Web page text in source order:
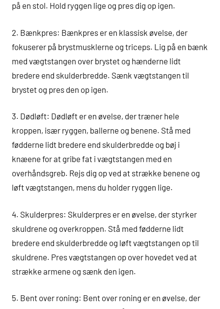
på en stol. Hold ryggen lige og pres dig op igen.
2. Bænkpres: Bænkpres er en klassisk øvelse, der
fokuserer på brystmusklerne og triceps. Lig på en bænk
med vægtstangen over brystet og hænderne lidt
bredere end skulderbredde. Sænk vægtstangen til
brystet og pres den op igen.
3. Dødløft: Dødløft er en øvelse, der træner hele
kroppen, især ryggen, ballerne og benene. Stå med
fødderne lidt bredere end skulderbredde og bøj i
knæene for at gribe fat i vægtstangen med en
overhåndsgreb. Rejs dig op ved at strække benene og
løft vægtstangen, mens du holder ryggen lige.
4. Skulderpres: Skulderpres er en øvelse, der styrker
skuldrene og overkroppen. Stå med fødderne lidt
bredere end skulderbredde og løft vægtstangen op til
skuldrene. Pres vægtstangen op over hovedet ved at
strække armene og sænk den igen.
5. Bent over roning: Bent over roning er en øvelse, der